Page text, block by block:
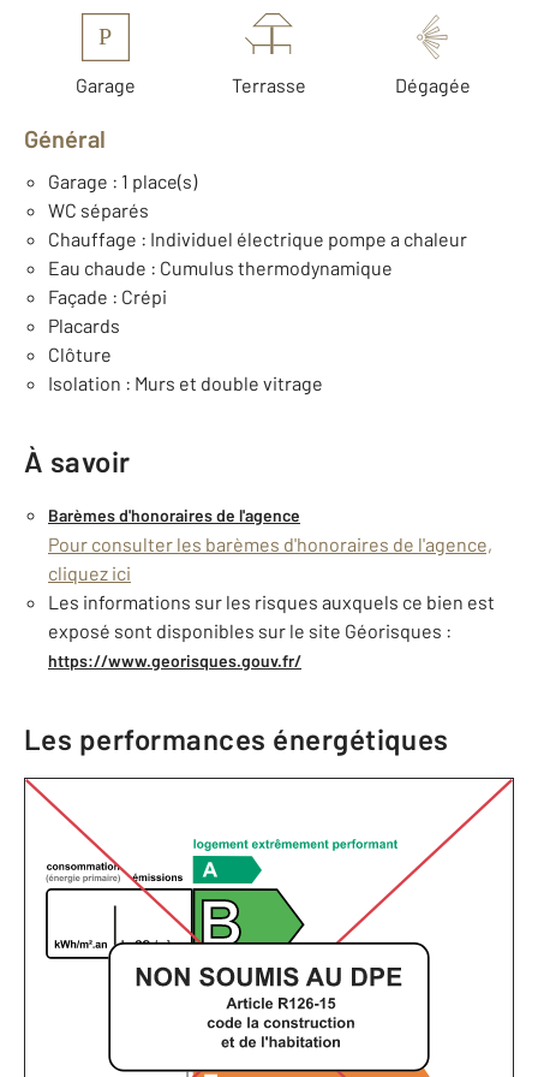
P
Garage Terrasse Dégagée
Général
Garage : 1 place(s)
WC séparés
Chauffage : Individuel électrique pompe a chaleur
Eau chaude : Cumulus thermodynamique
Façade : Crépi
Placards
Clôture
Isolation : Murs et double vitrage
À savoir
Barèmes d'honoraires de l'agence
Pour consulter les barèmes d'honoraires de l'agence,
cliquez ici
Les informations sur les risques auxquels ce bien est
exposé sont disponibles sur le site Géorisques :
https://www.georisques.gouv.fr/
Les performances énergétiques